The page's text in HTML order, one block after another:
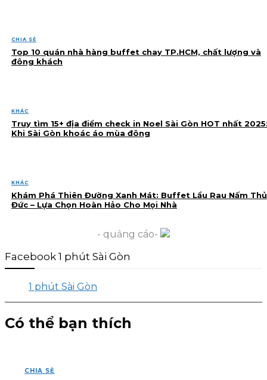
CHIA SẺ
Top 10 quán nhà hàng buffet chay TP.HCM, chất lượng và
đông khách
KHÁC
Truy tìm 15+ địa điểm check in Noel Sài Gòn HOT nhất
Khi Sài Gòn khoác áo mùa đông
KHÁC
Khám Phá Thiên Đường Xanh Mát: Buffet Lẩu Rau Nấm Thủ
Đức – Lựa Chọn Hoàn Hảo Cho Mọi Nhà
- quảng cáo-
Facebook 1 phút Sài Gòn
1 phút Sài Gòn
Có thể bạn thích
CHIA SẺ